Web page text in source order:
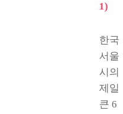
1)
한국
서울
시의
제일
큰 6